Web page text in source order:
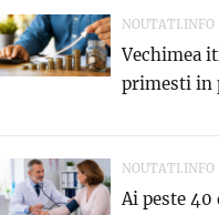
NOUTATI.INFO
Vechimea
primesti in
NOUTATI.INFO
Ai peste 40